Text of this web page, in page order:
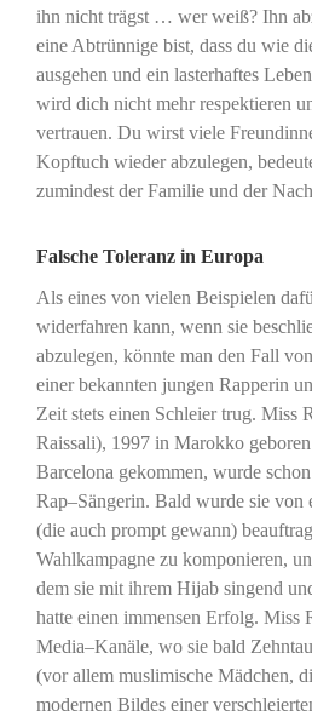
ihn nicht trägst … wer weiß? Ihn
eine Abtrünnige bist, dass du wie
ausgehen und ein lasterhaftes
wird dich nicht mehr respektieren
vertrauen. Du wirst viele
Kopftuch wieder abzulegen,
zumindest der Familie und der
Falsche Toleranz in Europa
Als eines von vielen Beispielen
widerfahren kann, wenn sie
abzulegen, könnte man den Fall von
einer bekannten jungen Rapperin
Zeit stets einen Schleier trug. Miss
Raissali), 1997 in Marokko
Barcelona gekommen, wurde
Rap–Sängerin. Bald wurde sie von
(die auch prompt gewann)
Wahlkampagne zu komponieren,
dem sie mit ihrem Hijab singend
hatte einen immensen Erfolg. Miss
Media–Kanäle, wo sie bald
(vor allem muslimische Mädchen,
modernen Bildes einer